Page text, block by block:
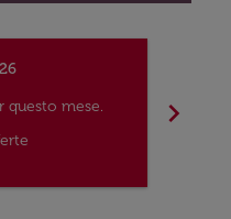
questo mese.
chevron_right